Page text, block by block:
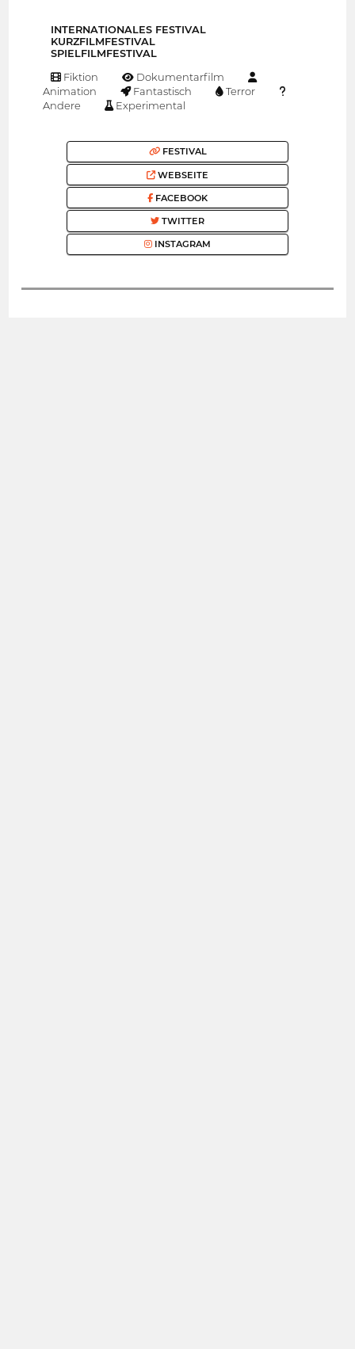
INTERNATIONALES FESTIVAL
KURZFILMFESTIVAL
SPIELFILMFESTIVAL
Fiktion
Dokumentarfilm
Animation
Fantastisch
Terror
Andere
Experimental
FESTIVAL
WEBSEITE
FACEBOOK
TWITTER
INSTAGRAM